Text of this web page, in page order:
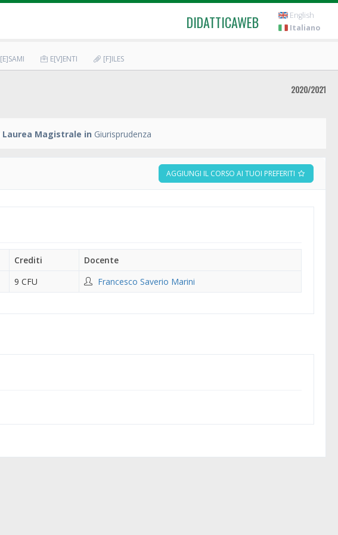
DIDATTICAWEB
English
Italiano
[E]SAMI E[V]ENTI [F]ILES
2020/2021
Laurea Magistrale in Giurisprudenza
AGGIUNGI IL CORSO AI TUOI PREFERITI
Crediti
Docente
9 CFU Francesco Saverio Marini